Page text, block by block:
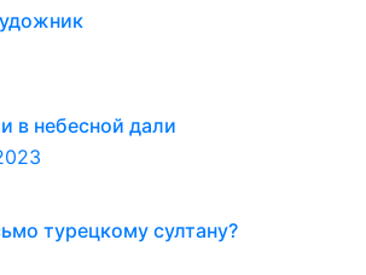
в небесной дали
турецкому султану?